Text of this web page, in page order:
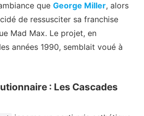
que George Miller, alors
de ressusciter sa franchise
Mad Max. Le projet, en
années 1990, semblait voué à
: Les Cascades